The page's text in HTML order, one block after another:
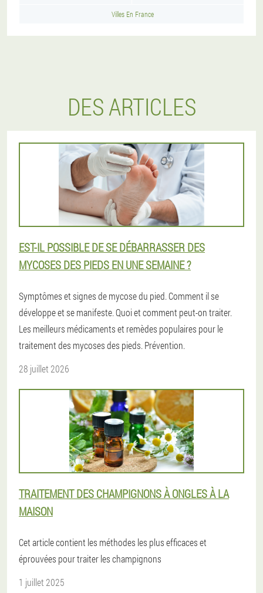
Villes En France
DES ARTICLES
EST-IL POSSIBLE DE SE DÉBARRASSER DES
MYCOSES DES PIEDS EN UNE SEMAINE ?
Symptômes et signes de mycose du pied. Comment il se
développe et se manifeste. Quoi et comment peut-on traiter.
Les meilleurs médicaments et remèdes populaires pour le
traitement des mycoses des pieds. Prévention.
28 juillet 2026
TRAITEMENT DES CHAMPIGNONS À ONGLES À LA
MAISON
Cet article contient les méthodes les plus efficaces et
éprouvées pour traiter les champignons
1 juillet 2025